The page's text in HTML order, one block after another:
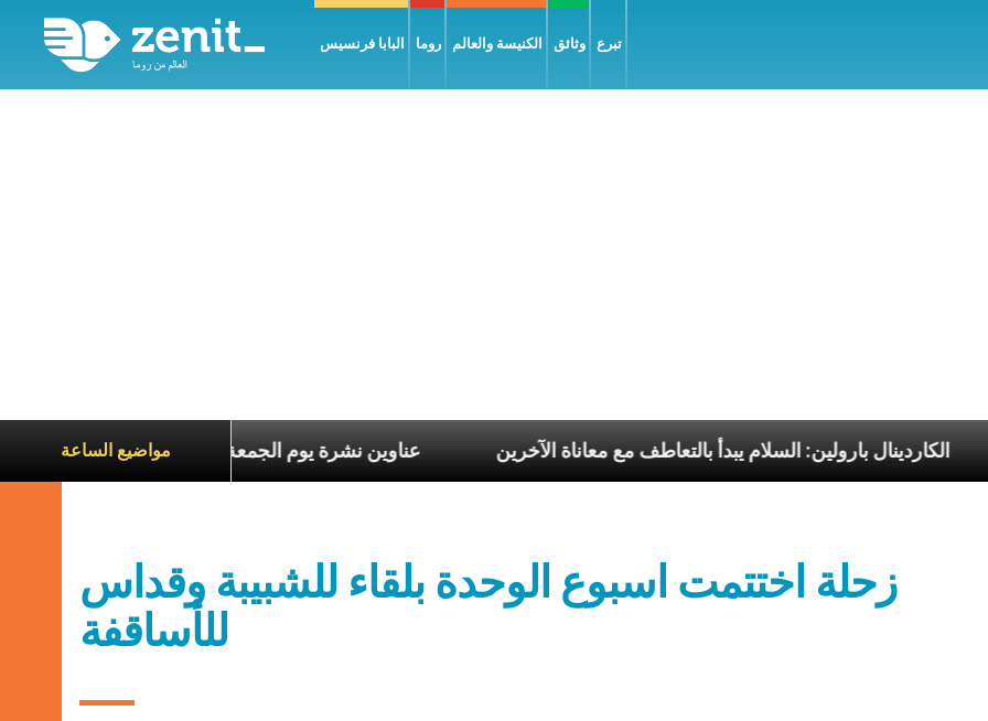
البابا فرنسيس روما الكنيسة والعالم وثائق تبرع
مواضيع الساعةعناوين نشرة يوم الجمعة 7 آب 2026: السلام يُبنى بصبر يومًا بعد يوم الكاردينال بارولين: السلام يبدأ بالتعاطف مع معاناة الآخرين
زحلة اختتمت اسبوع الوحدة بلقاء للشبيبة وقداس
للأساقفة